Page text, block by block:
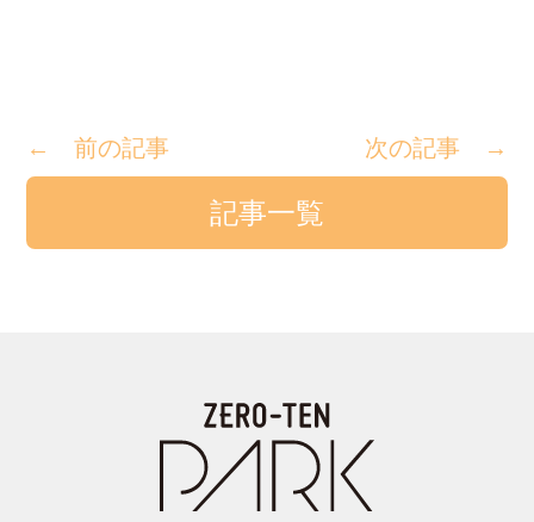
← 前の記事 次の記事 →
記事一覧